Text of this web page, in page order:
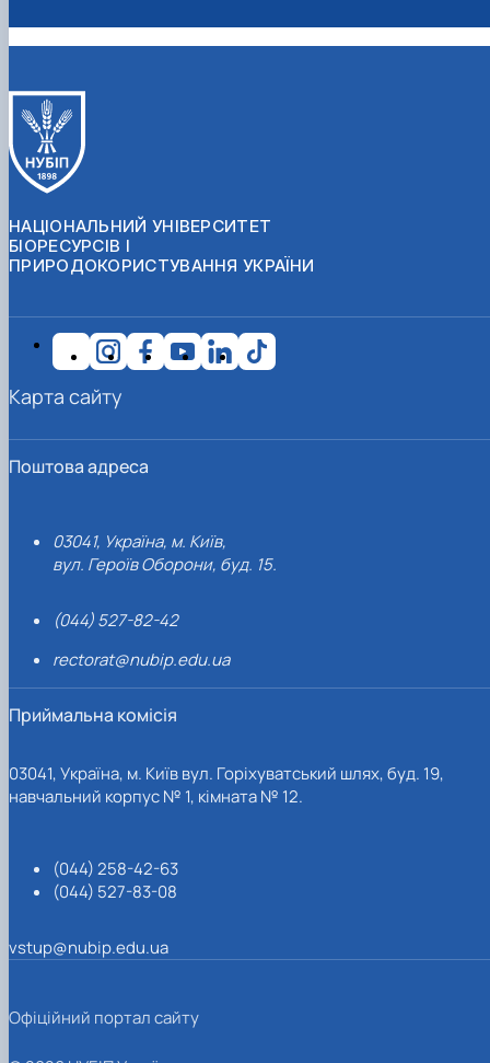
НАЦІОНАЛЬНИЙ УНІВЕРСИТЕТ
БІОРЕСУРСІВ І
ПРИРОДОКОРИСТУВАННЯ УКРАЇНИ
Поштова адреса
03041, Україна, м. Київ,
вул. Героїв Оборони, буд. 15.
(044) 527-82-42
rectorat@nubip.edu.ua
Приймальна комісія
03041, Україна, м. Київ вул. Горіхуватський шлях, буд. 19,
навчальний корпус № 1, кімната № 12.
(044) 258-42-63
(044) 527-83-08
vstup@nubip.edu.ua
Карта сайту
Офіційний портал сайту